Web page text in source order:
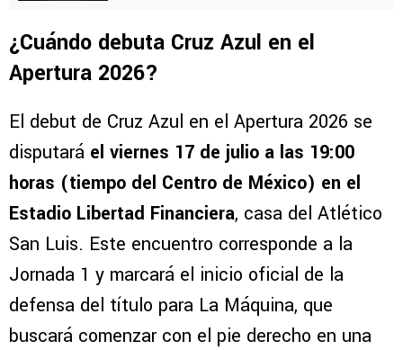
¿Cuándo debuta Cruz Azul en el
Apertura 2026?
El debut de Cruz Azul en el Apertura 2026 se
disputará el viernes 17 de julio a las 19:00
horas (tiempo del Centro de México) en el
Estadio Libertad Financiera, casa del Atlético
San Luis. Este encuentro corresponde a la
Jornada 1 y marcará el inicio oficial de la
defensa del título para La Máquina, que
buscará comenzar con el pie derecho en una